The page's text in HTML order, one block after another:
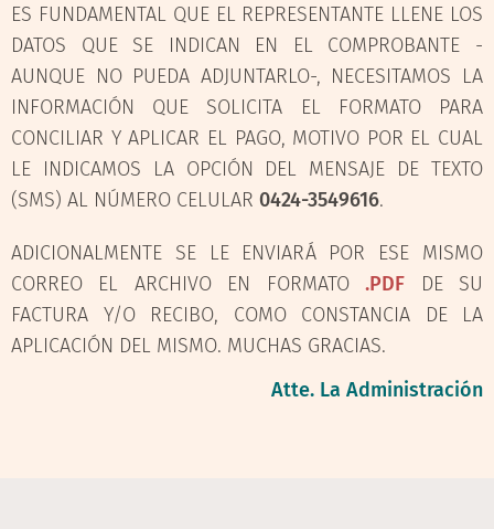
ES FUNDAMENTAL QUE EL REPRESENTANTE LLENE LOS
DATOS QUE SE INDICAN EN EL COMPROBANTE -
AUNQUE NO PUEDA ADJUNTARLO-, NECESITAMOS LA
INFORMACIÓN QUE SOLICITA EL FORMATO PARA
CONCILIAR Y APLICAR EL PAGO, MOTIVO POR EL CUAL
LE INDICAMOS LA OPCIÓN DEL MENSAJE DE TEXTO
(SMS) AL NÚMERO CELULAR 0424-3549616.
ADICIONALMENTE SE LE ENVIARÁ POR ESE MISMO
CORREO EL ARCHIVO EN FORMATO.PDF DE SU
FACTURA Y/O RECIBO, COMO CONSTANCIA DE LA
APLICACIÓN DEL MISMO. MUCHAS GRACIAS.
Atte. La Administración